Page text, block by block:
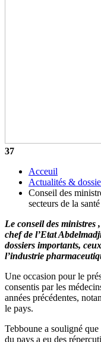
37
Acceuil
Actualités &
Conseil des
secteurs de la
Le conseil des ministres
chef de l’Etat
dossiers importants,
l’industrie
Une occasion pour le
consentis par les
années précédentes,
le pays.
Tebboune a souligné
du pays a eu des